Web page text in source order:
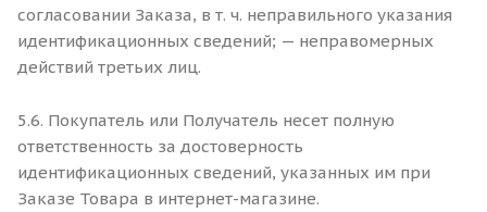
согласовании Заказа, в т. ч. неправильного указания
идентификационных сведений; — неправомерных
действий третьих лиц.
5.6. Покупатель или Получатель несет полную
ответственность за достоверность
идентификационных сведений, указанных им при
Заказе Товара в интернет-магазине.